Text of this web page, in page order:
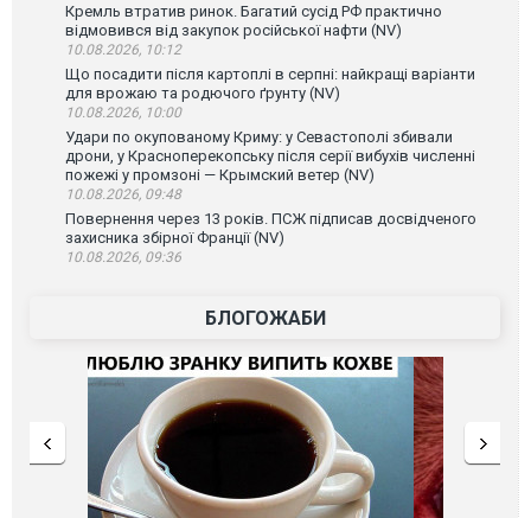
Кремль втратив ринок. Багатий сусід РФ практично
відмовився від закупок російської нафти (NV)
10.08.2026, 10:12
Що посадити після картоплі в серпні: найкращі варіанти
для врожаю та родючого ґрунту (NV)
10.08.2026, 10:00
Удари по окупованому Криму: у Севастополі збивали
дрони, у Красноперекопську після серії вибухів численні
пожежі у промзоні — Крымский ветер (NV)
10.08.2026, 09:48
Повернення через 13 років. ПСЖ підписав досвідченого
захисника збірної Франції (NV)
10.08.2026, 09:36
БЛОГОЖАБИ